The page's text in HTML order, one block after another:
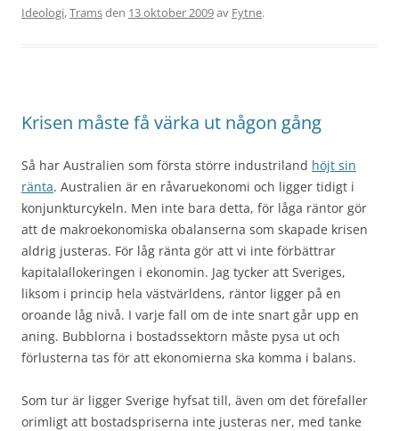
Ideologi,Tramsden 13 oktober 2009av Fytne.
Krisen måste få värka ut någon gång
Så har Australien som första större industriland höjt sin
ränta. Australien är en råvaruekonomi och ligger tidigt i
konjunkturcykeln. Men inte bara detta, för låga räntor gör
att de makroekonomiska obalanserna som skapade krisen
aldrig justeras. För låg ränta gör att vi inte förbättrar
kapitalallokeringen i ekonomin. Jag tycker att Sveriges,
liksom i princip hela västvärldens, räntor ligger på en
oroande låg nivå. I varje fall om de inte snart går upp en
aning. Bubblorna i bostadssektorn måste pysa ut och
förlusterna tas för att ekonomierna ska komma i balans.
Som tur är ligger Sverige hyfsat till, även om det förefaller
orimligt att bostadspriserna inte justeras ner, med tanke